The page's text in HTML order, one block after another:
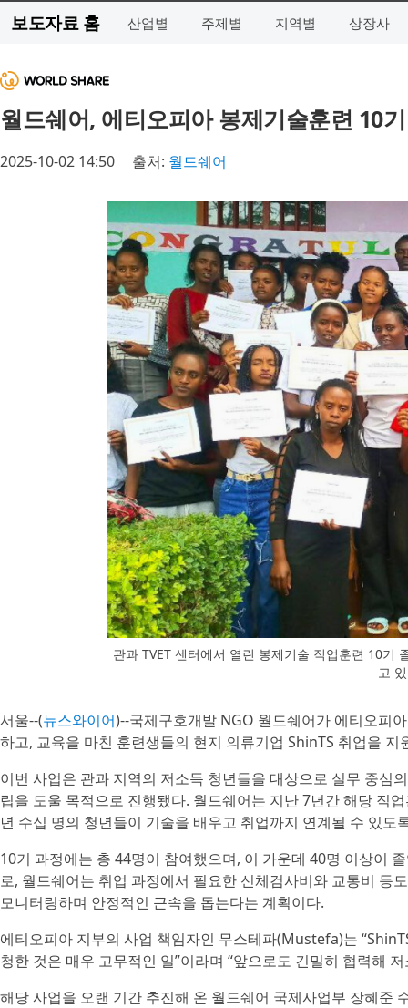
보도자료 홈 산업별 주제별 지역별 상장사
월드쉐어, 에티오피아 봉제기술훈련 10
2025-10-02 14:50 출처: 월드쉐어
관과 TVET 센터에서 열린 봉제기술 직업훈련 10기
고
서울--(뉴스와이어)--국제구호개발 NGO 월드쉐어가 에티오피
하고, 교육을 마친 훈련생들의 현지 의류기업 ShinTS 취업을 지
이번 사업은 관과 지역의 저소득 청년들을 대상으로 실무 중심
립을 도울 목적으로 진행됐다. 월드쉐어는 지난 7년간 해당 직
년 수십 명의 청년들이 기술을 배우고 취업까지 연계될 수 있도
10기 과정에는 총 44명이 참여했으며, 이 가운데 40명 이상이
로, 월드쉐어는 취업 과정에서 필요한 신체검사비와 교통비 등
모니터링하며 안정적인 근속을 돕는다는 계획이다.
에티오피아 지부의 사업 책임자인 무스테파(Mustefa)는
청한 것은 매우 고무적인 일”이라며 “앞으로도 긴밀히 협력해
해당 사업을 오랜 기간 추진해 온 월드쉐어 국제사업부 장혜준